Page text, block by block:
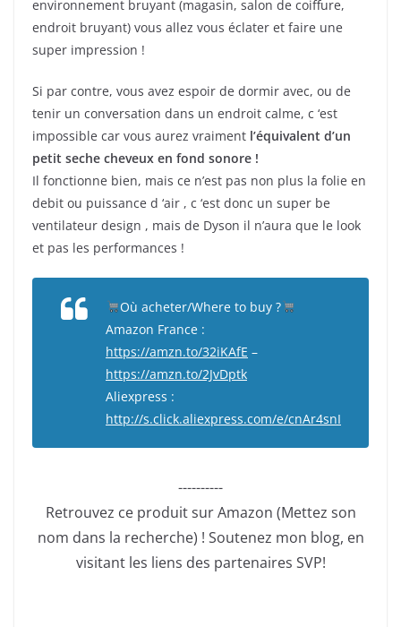
environnement bruyant (magasin, salon de coiffure,
endroit bruyant) vous allez vous éclater et faire une
super impression !
Si par contre, vous avez espoir de dormir avec, ou de
tenir un conversation dans un endroit calme, c ‘est
impossible car vous aurez vraiment l’équivalent d’un
petit seche cheveux en fond sonore !
Il fonctionne bien, mais ce n’est pas non plus la folie en
debit ou puissance d ‘air , c ‘est donc un super be
ventilateur design , mais de Dyson il n’aura que le look
et pas les performances !
Où acheter/Where to buy ?
Amazon France :
https://amzn.to/32iKAfE –
https://amzn.to/2JvDptk
Aliexpress :
http://s.click.aliexpress.com/e/cnAr4snI
----------
Retrouvez ce produit sur Amazon (Mettez son
nom dans la recherche) ! Soutenez mon blog, en
visitant les liens des partenaires SVP!